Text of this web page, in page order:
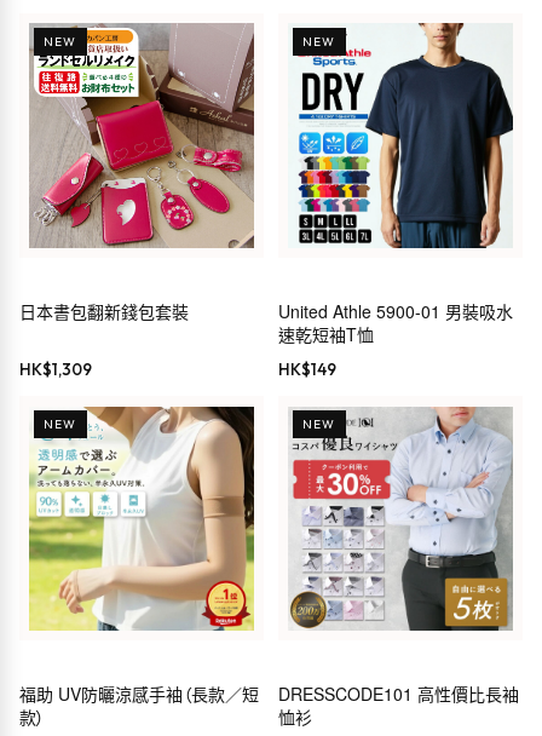
NEW
日本書包翻新錢包套裝
HK$1,309
NEW
United Athle 5900-01 男裝吸水
速乾短袖T恤
HK$149
NEW
福助 UV防曬涼感手袖（長款／短
款）
NEW
DRESSCODE101 高性價比長袖
恤衫